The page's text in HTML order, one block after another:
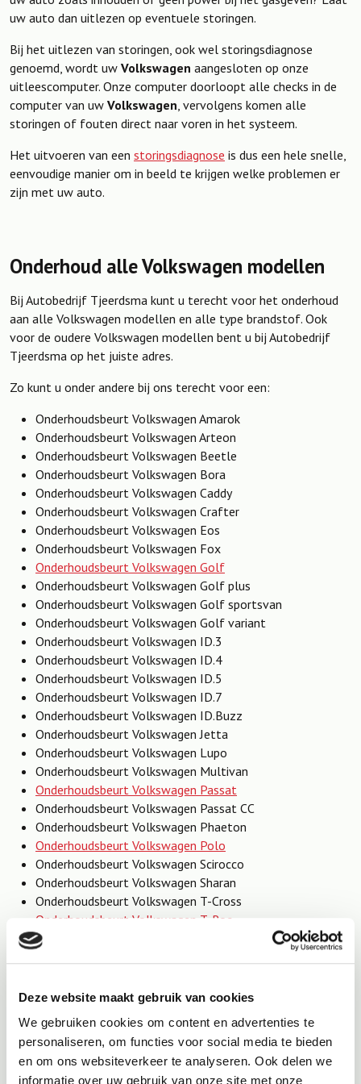
Deze website maakt gebruik van cookies
We gebruiken cookies om content en advertenties te
personaliseren, om functies voor social media te bieden
en om ons websiteverkeer te analyseren. Ook delen we
informatie over uw gebruik van onze site met onze
uw auto dan uitlezen op eventuele storingen.
Bij het uitlezen van storingen, ook wel storingsdiagnose
genoemd, wordt uw Volkswagen aangesloten op onze
uitleescomputer. Onze computer doorloopt alle checks in de
computer van uw Volkswagen , vervolgens komen alle
storingen of fouten direct naar voren in het systeem.
Het uitvoeren van een storingsdiagnose is dus een hele snelle,
eenvoudige manier om in beeld te krijgen welke problemen er
zijn met uw auto.
Onderhoud alle Volkswagen modellen
Bij Autobedrijf Tjeerdsma kunt u terecht voor het onderhoud
aan alle Volkswagen modellen en alle type brandstof. Ook
voor de oudere Volkswagen modellen bent u bij Autobedrijf
Tjeerdsma op het juiste adres.
Zo kunt u onder andere bij ons terecht voor een:
Onderhoudsbeurt Volkswagen Amarok
Onderhoudsbeurt Volkswagen Arteon
Onderhoudsbeurt Volkswagen Beetle
Onderhoudsbeurt Volkswagen Bora
Onderhoudsbeurt Volkswagen Caddy
Onderhoudsbeurt Volkswagen Crafter
Onderhoudsbeurt Volkswagen Eos
Onderhoudsbeurt Volkswagen Fox
Onderhoudsbeurt Volkswagen Golf
Onderhoudsbeurt Volkswagen Golf plus
Onderhoudsbeurt Volkswagen Golf sportsvan
Onderhoudsbeurt Volkswagen Golf variant
Onderhoudsbeurt Volkswagen ID.3
Onderhoudsbeurt Volkswagen ID.4
Onderhoudsbeurt Volkswagen ID.5
Onderhoudsbeurt Volkswagen ID.7
Onderhoudsbeurt Volkswagen ID.Buzz
Onderhoudsbeurt Volkswagen Jetta
Onderhoudsbeurt Volkswagen Lupo
Onderhoudsbeurt Volkswagen Multivan
Onderhoudsbeurt Volkswagen Passat
Onderhoudsbeurt Volkswagen Passat CC
Onderhoudsbeurt Volkswagen Phaeton
Onderhoudsbeurt Volkswagen Polo
Onderhoudsbeurt Volkswagen Scirocco
Onderhoudsbeurt Volkswagen Sharan
Onderhoudsbeurt Volkswagen T-Cross
Onderhoudsbeurt Volkswagen T-Roc
Onderhoudsbeurt Volkswagen Taigo
Onderhoudsbeurt Volkswagen Touran
Onderhoudsbeurt Volkswagen Up!
Onderhoudsbeurt Volkswagen e-UP!